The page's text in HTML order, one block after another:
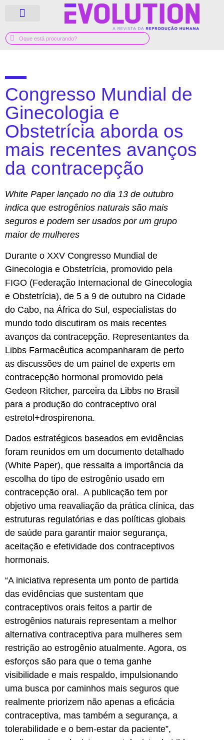
Congresso Mundial de
Ginecologia e
Obstetrícia aborda os
mais recentes avanços
da contracepção
White Paper lançado no dia 13 de outubro
indica que estrogênios naturais são mais
seguros e podem ser usados por um grupo
maior de mulheres
Durante o XXV Congresso Mundial de
Ginecologia e Obstetrícia, promovido pela
FIGO (Federação Internacional de Ginecologia
e Obstetrícia), de 5 a 9 de outubro na Cidade
do Cabo, na África do Sul, especialistas do
mundo todo discutiram os mais recentes
avanços da contracepção. Representantes da
Libbs Farmacêutica acompanharam de perto
as discussões de um painel de experts em
contracepção hormonal promovido pela
Gedeon Ritcher, parceira da Libbs no Brasil
para a produção do contraceptivo oral
estretol+drospirenona.
Dados estratégicos baseados em evidências
foram reunidos em um documento detalhado
(White Paper), que ressalta a importância da
escolha do tipo de estrogênio usado em
contracepção oral. A publicação tem por
objetivo uma reavaliação da prática clínica, das
estruturas regulatórias e das políticas globais
de saúde para garantir maior segurança,
aceitação e efetividade dos contraceptivos
hormonais.
“A iniciativa representa um ponto de partida
das evidências que sustentam que
contraceptivos orais feitos a partir de
estrogênios naturais representam a melhor
alternativa contraceptiva para mulheres sem
restrição ao estrogênio atualmente. Agora, os
esforços são para que o tema ganhe
visibilidade e mais respaldo, impulsionando
uma busca por caminhos mais seguros que
realmente priorizem não apenas a eficácia
contraceptiva, mas também a segurança, a
tolerabilidade e o bem-estar da paciente”,